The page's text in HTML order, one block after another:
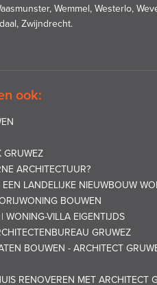
Wemmel, Westerlo,
Zwijndrecht.
ook:
GRUWEZ
ARCHITECTUUR?
LANDELIJKE NIEUWBOUW
BOUWEN
WONING-VILLA EIGENTIJDS
GRUWEZ
BOUWEN - ARCHITECT
RENOVEREN MET ARCHITECT